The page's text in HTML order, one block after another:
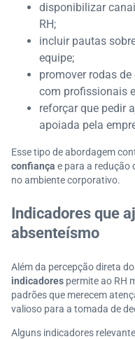
disponibilizar
RH;
incluir pautas
equipe;
promover rodas
com profissionais
reforçar que pedir
apoiada pela
Esse tipo de abordagem
confiança e para a redução
no ambiente corporativo.
Indicadores que
absenteísmo
Além da percepção direta
indicadores permite ao RH
padrões que merecem
valioso para a tomada de
Alguns indicadores